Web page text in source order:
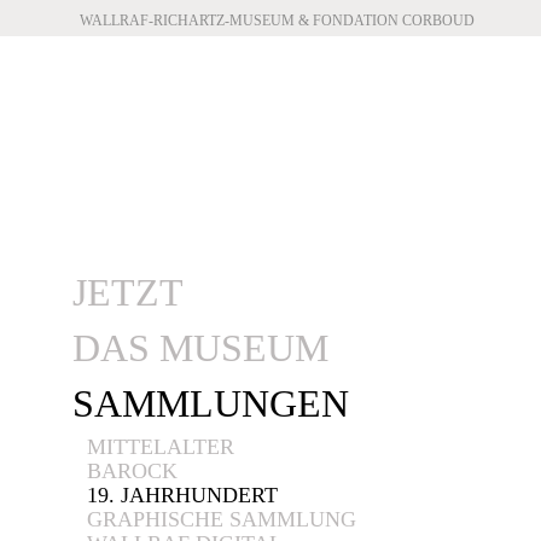
WALLRAF-RICHARTZ-MUSEUM & FONDATION CORBOUD
JETZT
DAS MUSEUM
SAMMLUNGEN
MITTELALTER
BAROCK
19. JAHRHUNDERT
GRAPHISCHE SAMMLUNG